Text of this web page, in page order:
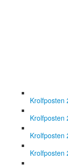
Krolfposten
Krolfposten
Krolfposten
Krolfposten